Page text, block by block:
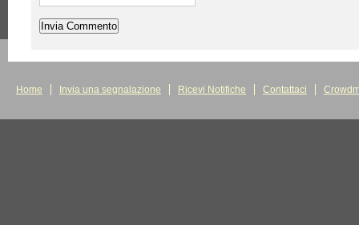
Home Invia una segnalazione Ricevi Notifiche Contattaci